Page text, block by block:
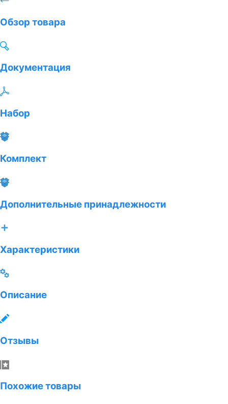
Обзор товара
Документация
Набор
Комплект
Дополнительные принадлежности
Характеристики
Описание
Отзывы
Похожие товары